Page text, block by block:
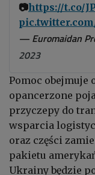
📷https://t.co/
— Euromaidan
2023
Pomoc obejmuje
opancerzone
przyczepy do
wsparcia
oraz części
pakietu
Ukrainy będzie